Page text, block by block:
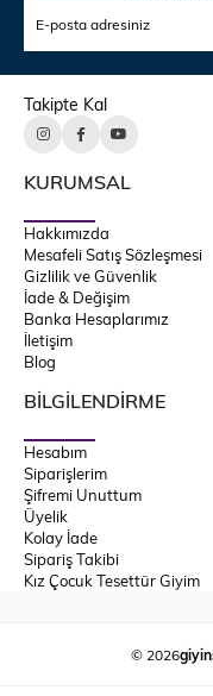
Takipte Kal
KURUMSAL
Hakkımızda
Mesafeli Satış Sözleşmesi
Gizlilik ve Güvenlik
İade & Değişim
Banka Hesaplarımız
İletişim
Blog
BİLGİLENDİRME
Hesabım
Siparişlerim
Şifremi Unuttum
Üyelik
Kolay İade
Sipariş Takibi
Kız Çocuk Tesettür Giyim
© 2026